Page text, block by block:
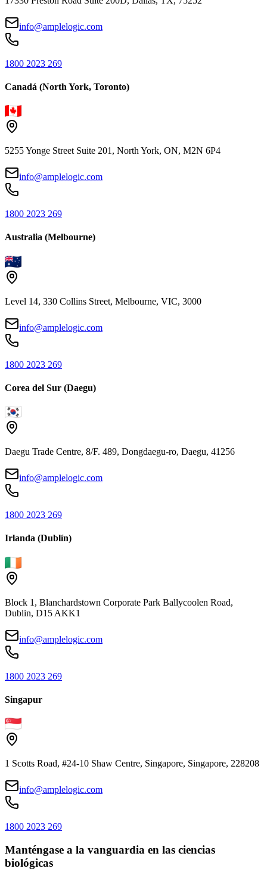
info@amplelogic.com
1800 2023 269
Canadá (North York, Toronto)
5255 Yonge Street Suite 201, North York, ON, M2N 6P4
info@amplelogic.com
1800 2023 269
Australia (Melbourne)
Level 14, 330 Collins Street, Melbourne, VIC, 3000
info@amplelogic.com
1800 2023 269
Corea del Sur (Daegu)
Daegu Trade Centre, 8/F. 489, Dongdaegu-ro, Daegu, 41256
info@amplelogic.com
1800 2023 269
Irlanda (Dublín)
Block 1, Blanchardstown Corporate Park Ballycoolen Road,
Dublin, D15 AKK1
info@amplelogic.com
1800 2023 269
Singapur
1 Scotts Road, #24-10 Shaw Centre, Singapore, Singapore, 228208
info@amplelogic.com
1800 2023 269
Manténgase a la vanguardia en las ciencias
biológicas